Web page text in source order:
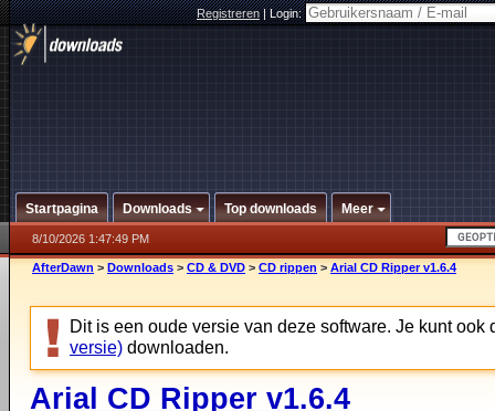
Registreren|Login:
Startpagina Downloads Top downloads Meer
8/10/2026 1:47:49 PM
AfterDawn > Downloads > CD & DVD > CD rippen > Arial CD Ripper v1.6.4
Dit is een oude versie van deze software. Je kunt ook
versie) downloaden.
Arial CD Ripper v1.6.4